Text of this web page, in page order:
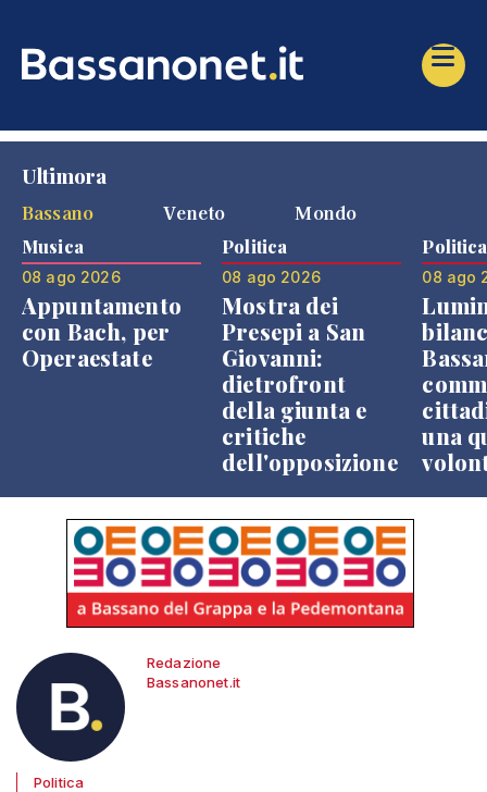
Ultimora
Bassano
Veneto Mondo
Musica
08 ago 2026
Appuntamento
con Bach, per
Operaestate
Politica
08 ago 2026
Mostra dei
Presepi a San
Giovanni:
dietrofront
della giunta e
critiche
dell'opposizione
Politica
08 ago
una
Redazione
Bassanonet.it
Politica